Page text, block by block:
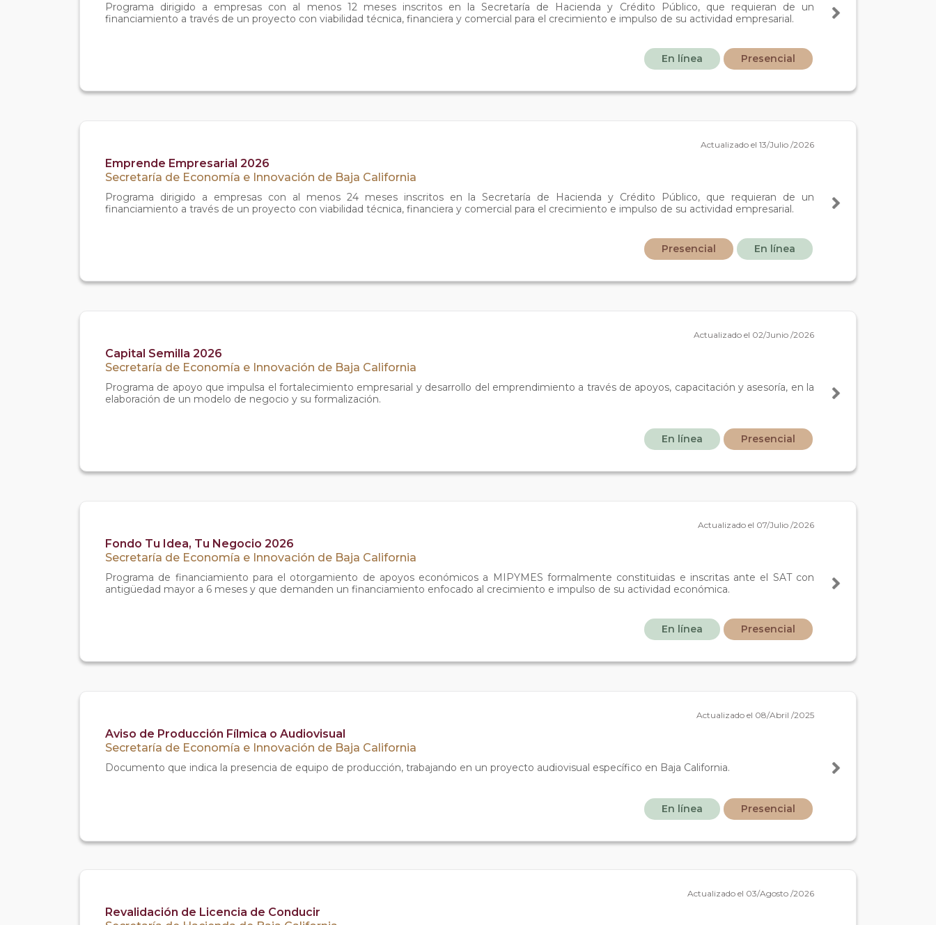
Programa dirigido a empresas con al menos 12 meses inscritos en la Secretaría de Hacienda y Crédito Público, que requieran de un
financiamiento a través de un proyecto con viabilidad técnica, financiera y comercial para el crecimiento e impulso de su actividad empresarial.
En línea Presencial
Actualizado el 13/Julio /2026
Emprende Empresarial 2026
Secretaría de Economía e Innovación de Baja California
Programa dirigido a empresas con al menos 24 meses inscritos en la Secretaría de Hacienda y Crédito Público, que requieran de un
financiamiento a través de un proyecto con viabilidad técnica, financiera y comercial para el crecimiento e impulso de su actividad empresarial.
Presencial En línea
Actualizado el 02/Junio /2026
Capital Semilla 2026
Secretaría de Economía e Innovación de Baja California
Programa de apoyo que impulsa el fortalecimiento empresarial y desarrollo del emprendimiento a través de apoyos, capacitación y asesoría, en la
elaboración de un modelo de negocio y su formalización.
En línea Presencial
Actualizado el 07/Julio /2026
Fondo Tu Idea, Tu Negocio 2026
Secretaría de Economía e Innovación de Baja California
Programa de financiamiento para el otorgamiento de apoyos económicos a MIPYMES formalmente constituidas e inscritas ante el SAT con
antigüedad mayor a 6 meses y que demanden un financiamiento enfocado al crecimiento e impulso de su actividad económica.
En línea Presencial
Actualizado el 08/Abril /2025
Aviso de Producción Fílmica o Audiovisual
Secretaría de Economía e Innovación de Baja California
Documento que indica la presencia de equipo de producción, trabajando en un proyecto audiovisual específico en Baja California.
En línea Presencial
Actualizado el 03/Agosto /2026
Revalidación de Licencia de Conducir